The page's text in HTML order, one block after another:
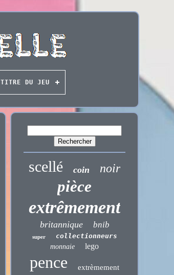
TITRE DU JEU
scellé coin noir
pièce
extrêmement
britannique bnib
super
collectionneurs
monnaie
lego
pence extrèmement